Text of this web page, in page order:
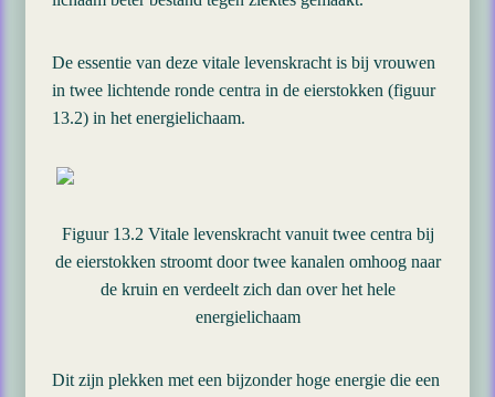
De essentie van deze vitale levenskracht is bij vrouwen
in twee lichtende ronde centra in de eierstokken (figuur
13.2) in het energielichaam.
Figuur 13.2 Vitale levenskracht vanuit twee centra bij
de eierstokken stroomt door twee kanalen omhoog naar
de kruin en verdeelt zich dan over het hele
energielichaam
Dit zijn plekken met een bijzonder hoge energie die een